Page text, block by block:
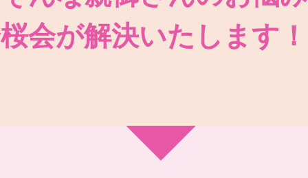
会が解決いたします！